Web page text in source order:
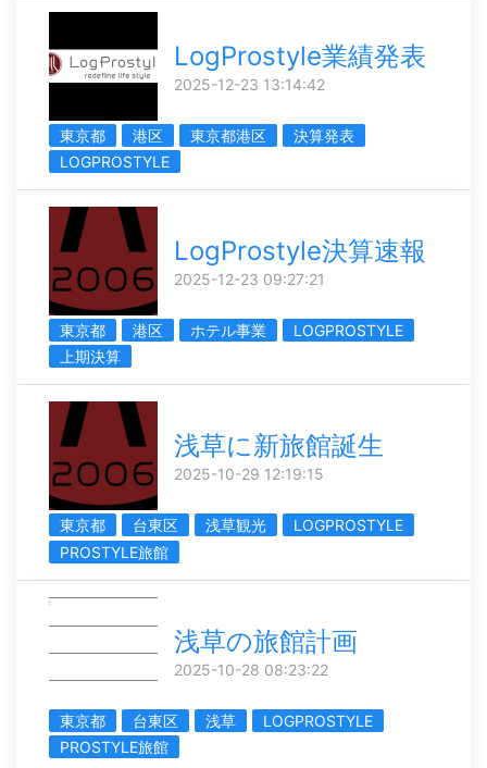
LogProstyle業績発表
2025-12-23 13:14:42
東京都 港区 東京都港区
決算発表
LOGPROSTYLE
LogProstyle決算速報
2025-12-23 09:27:21
東京都 港区 ホテル事業
LOGPROSTYLE
上期決算
浅草に新旅館誕生
2025-10-29 12:19:15
東京都 台東区 浅草観光
LOGPROSTYLE
PROSTYLE旅館
浅草の旅館計画
2025-10-28 08:23:22
東京都 台東区 浅草
LOGPROSTYLE
PROSTYLE旅館